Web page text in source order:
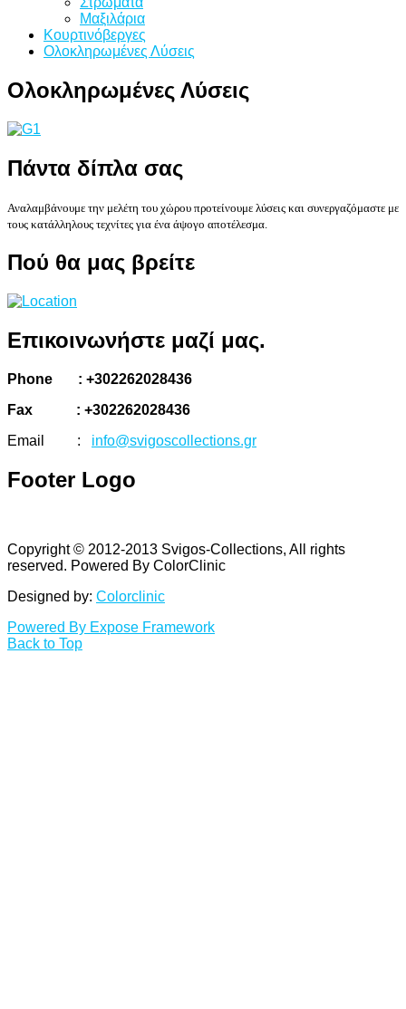
Μαξιλάρια
Κουρτινόβεργες
Ολοκληρωμένες Λύσεις
Ολοκληρωμένες Λύσεις
Πάντα δίπλα σας
Αναλαμβάνουμε την μελέτη του χώρου προτείνουμε λύσεις και συνεργαζόμαστε με
τους κατάλληλους τεχνίτες για ένα άψογο αποτέλεσμα.
Πού θα μας βρείτε
Επικοινωνήστε μαζί μας.
Phone : +302262028436
Fax : +302262028436
Email : info@svigoscollections.gr
Footer Logo
Copyright © 2012-2013 Svigos-Collections, All rights
reserved. Powered By ColorClinic
Designed by: Colorclinic
Powered By Expose Framework
Back to Top